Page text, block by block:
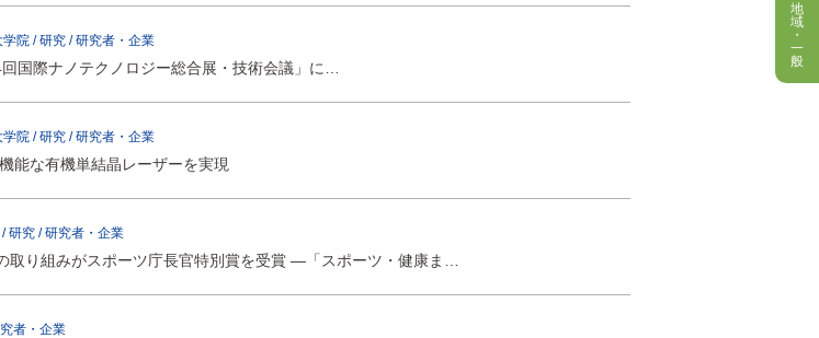
地
域
・
一
般
学院 /研究 /研究者・企業
国際ナノテクノロジー総合展・技術会議」に…
学院 /研究 /研究者・企業
能な有機単結晶レーザーを実現
/研究 /研究者・企業
取り組みがスポーツ庁長官特別賞を受賞 ―「スポーツ・健康ま…
者・企業